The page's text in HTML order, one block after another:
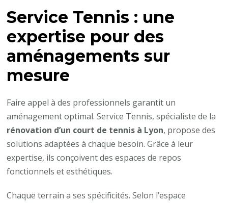
Service Tennis : une
expertise pour des
aménagements sur
mesure
Faire appel à des professionnels garantit un
aménagement optimal. Service Tennis, spécialiste de la
rénovation d’un court de tennis à Lyon, propose des
solutions adaptées à chaque besoin. Grâce à leur
expertise, ils conçoivent des espaces de repos
fonctionnels et esthétiques.
Chaque terrain a ses spécificités. Selon l’espace